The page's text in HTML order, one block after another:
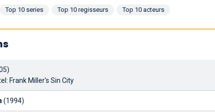
Top 10 series Top 10 regisseurs Top 10 acteurs
Frank Miller's Sin City
(1994)